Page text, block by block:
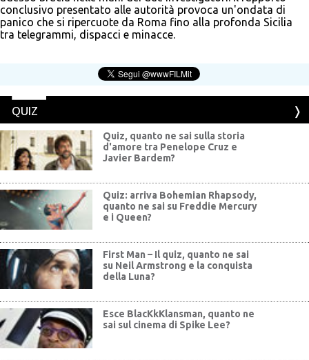
conclusivo presentato alle autorità provoca un'ondata di
panico che si ripercuote da Roma fino alla profonda Sicilia
tra telegrammi, dispacci e minacce.
QUIZ
Quiz, quanto ne sai sulla storia
d'amore tra Penelope Cruz e
Javier Bardem?
Quiz: arriva Bohemian Rhapsody,
quanto ne sai su Freddie Mercury
e i Queen?
First Man – Il quiz, quanto ne sai
su Neil Armstrong e la conquista
della Luna?
Esce BlacKkKlansman, quanto ne
sai sul cinema di Spike Lee?